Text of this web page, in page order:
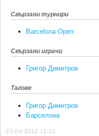
Свързани турнири
Barcelona Open
Свързани играчи
Григор Димитров
Тагове
Григор Димитров
Барселона
23-04-2018 16:31